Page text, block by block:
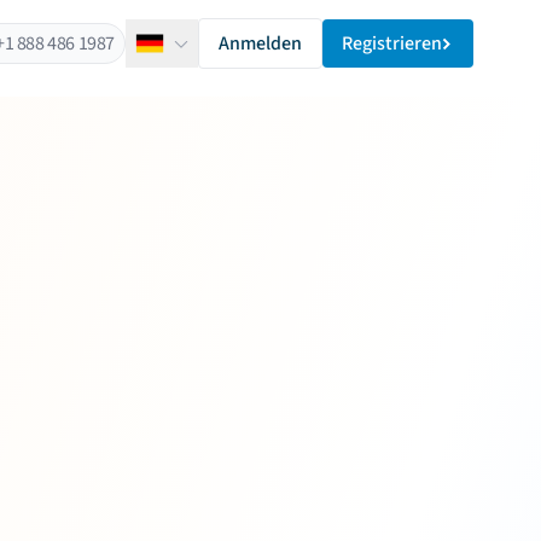
888 486 1987 DeutschAnmelden Registrieren